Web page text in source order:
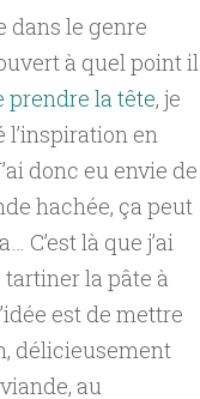
dans le genre
à quel point il
prendre la tête, je
l’inspiration en
donc eu envie de
hachée, ça peut
C’est là que j’ai
tartiner la pâte à
est de mettre
délicieusement
au